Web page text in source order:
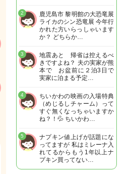
鹿児島市 黎明館の大恐竜展
ライカのシン恐竜展 今年行
かれた方いらっしゃいます
か？ どちらか…
2
地震あと 帰省は控えるべ
きですよね？ 夫の実家が熊
本で お盆前に２泊3日で
実家に泊まる予定…
3
ちいかわの映画の入場特典
（めじるしチャーム）って
すぐ無くなっちゃいますか
ね？！💦 ちいかわ…
4
ナプキン値上げが話題にな
ってますが 私はミレーナ入
れてるからもう1年以上ナ
プキン買ってない…
5